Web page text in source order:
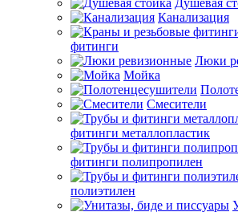
Душевая
Канализация
фитинги
Люки
Мойка
Смесители
фитинги металлопластик
фитинги полипропилен
полиэтилен